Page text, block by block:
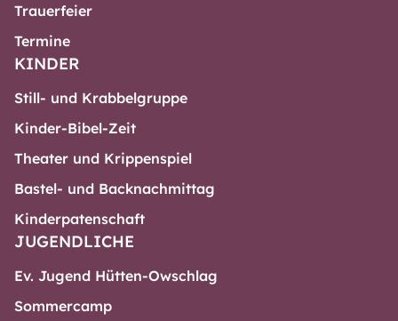
Trauerfeier
Termine
KINDER
Still- und Krabbelgruppe
Kinder-Bibel-Zeit
Theater und Krippenspiel
Bastel- und Backnachmittag
Kinderpatenschaft
JUGENDLICHE
Ev. Jugend Hütten-Owschlag
Sommercamp